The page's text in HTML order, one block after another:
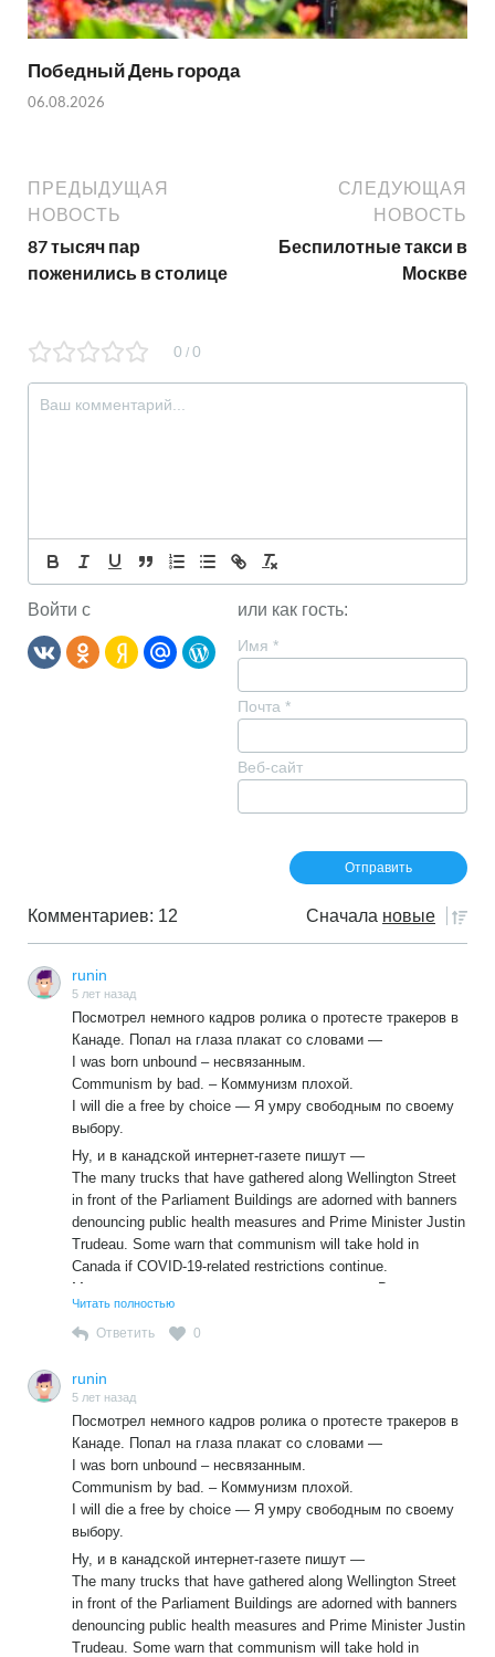
Победный День города
06.08.2026
ПРЕДЫДУЩАЯ
НОВОСТЬ
87 тысяч пар
поженились в столице
СЛЕДУЮЩАЯ
НОВОСТЬ
Беспилотные такси в
Москве
0 / 0
Войти с или как гость:
Имя *
Почта *
Веб-сайт
Комментариев: 12 Сначала новые
runin
5 лет назад
Посмотрел немного кадров ролика о протесте тракеров в
Канаде. Попал на глаза плакат со словами —
I was born unbound – несвязанным.
Communism by bad. – Коммунизм плохой.
I will die a free by choice — Я умру свободным по своему
выбору.
Ну, и в канадской интернет-газете пишут —
The many trucks that have gathered along Wellington Street
in front of the Parliament Buildings are adorned with banners
denouncing public health measures and Prime Minister Justin
Trudeau. Some warn that communism will take hold in
Canada if COVID-19-related restrictions continue.
Многие грузовики, которые собрались вдоль Веллингтон-
стрит перед зданиями парламента, украшены знаменами,
осуждающими меры общественного здравоохранения и
предупреждают, что коммунизм вступит в силу в Канаде,
если ограничения, связанные с COVID-19, сохранятся.
Но про здешних антиваксеров даже не скажешь, что они
антикоммунисты. Антикоммунист – это все-таки тоже
уровень. А тут, если уж постараться найти какие-то
допустимые слова, горе луковое.
Читать полностью
Ответить 0
runin
5 лет назад
Посмотрел немного кадров ролика о протесте тракеров в
Канаде. Попал на глаза плакат со словами —
I was born unbound – несвязанным.
Communism by bad. – Коммунизм плохой.
I will die a free by choice — Я умру свободным по своему
выбору.
Ну, и в канадской интернет-газете пишут —
The many trucks that have gathered along Wellington Street
in front of the Parliament Buildings are adorned with banners
denouncing public health measures and Prime Minister Justin
Trudeau. Some warn that communism will take hold in